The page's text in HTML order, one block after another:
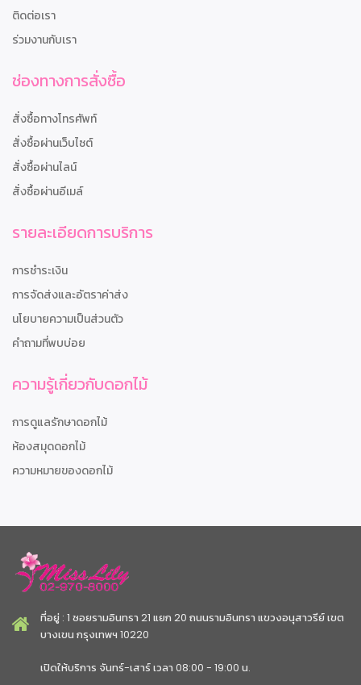
ติดต่อเรา
ร่วมงานกับเรา
ช่องทางการสั่งซื้อ
สั่งซื้อทางโทรศัพท์
สั่งซื้อผ่านเว็บไซต์
สั่งซื้อผ่านไลน์
สั่งซื้อผ่านอีเมล์
รายละเอียดการบริการ
การชำระเงิน
การจัดส่งและอัตราค่าส่ง
นโยบายความเป็นส่วนตัว
คำถามที่พบบ่อย
ความรู้เกี่ยวกับดอกไม้
การดูแลรักษาดอกไม้
ห้องสมุดดอกไม้
ความหมายของดอกไม้
ที่อยู่ : 1 ซอยรามอินทรา 21 แยก 20 ถนนรามอินทรา แขวงอนุสาวรีย์ เขต
บางเขน กรุงเทพฯ 10220
เปิดให้บริการ จันทร์-เสาร์ เวลา 08:00 - 19:00 น.